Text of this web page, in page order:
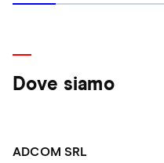
Dove siamo
ADCOM SRL